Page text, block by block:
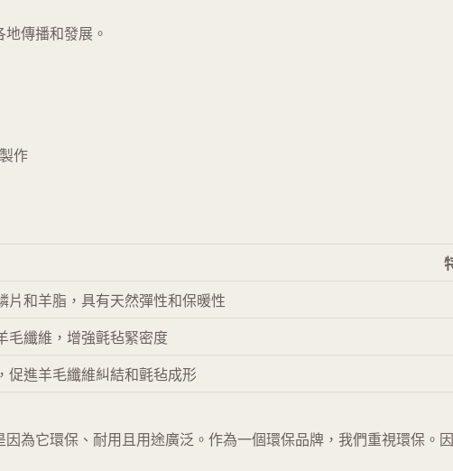
傳播和發展。
作
片和羊脂，具有天然彈性和保暖性
毛纖維，增強氈毡緊密度
促進羊毛纖維糾結和氈毡成形
因為它環保、耐用且用途廣泛。作為一個環保品牌，我們重視環保。